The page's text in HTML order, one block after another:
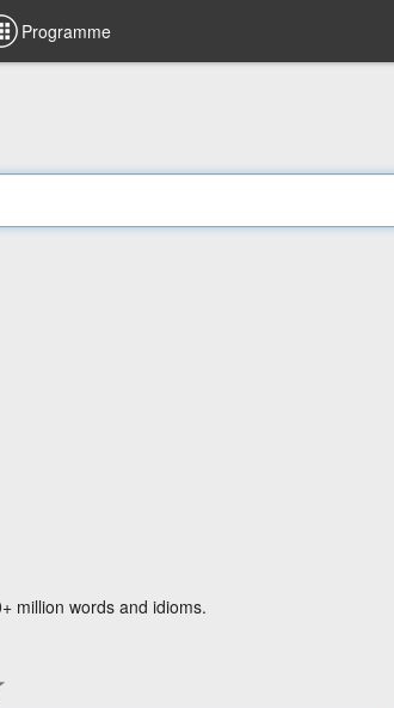
Programme
million words and idioms.